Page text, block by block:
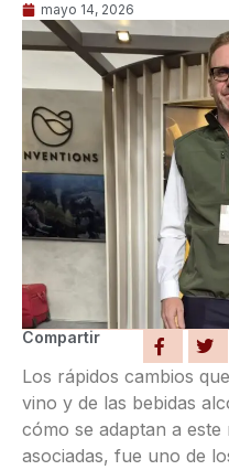
mayo 14, 2026
Compartir
Los rápidos cambios
vino y de las bebidas
cómo se adaptan a
asociadas, fue uno de